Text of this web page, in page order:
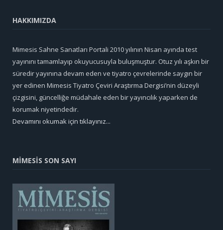
HAKKIMIZDA
Mimesis Sahne Sanatları Portali 2010 yılının Nisan ayında test
yayınını tamamlayıp okuyucusuyla buluşmuştur. Otuz yılı aşkın bir
süredir yayınına devam eden ve tiyatro çevrelerinde saygın bir
yer edinen Mimesis Tiyatro Çeviri Araştırma Dergisi’nin düzeyli
çizgisini, güncelliğe müdahale eden bir yayıncılık yaparken de
korumak niyetindedir.
Devamını okumak için tıklayınız...
MİMESİS SON SAYI